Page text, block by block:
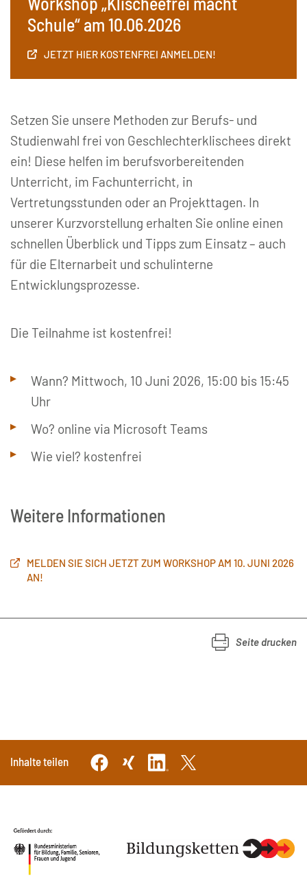
Schule“ am 10.06.2026
JETZT HIER KOSTENFREI ANMELDEN!
Setzen Sie unsere Methoden zur Berufs- und
Studienwahl frei von Geschlechterklischees direkt
ein! Diese helfen im berufsvorbereitenden
Unterricht, im Fachunterricht, in
Vertretungsstunden oder an Projekttagen. In
unserer Kurzvorstellung erhalten Sie online einen
schnellen Überblick und Tipps zum Einsatz – auch
für die Elternarbeit und schulinterne
Entwicklungsprozesse.
Die Teilnahme ist kostenfrei!
Wann? Mittwoch, 10 Juni 2026, 15:00 bis 15:45
Uhr
Wo? online via Microsoft Teams
Wie viel? kostenfrei
Weitere Informationen
MELDEN SIE SICH JETZT ZUM WORKSHOP AM 10. JUNI 2026
AN!
Seite drucken
Inhalte teilen